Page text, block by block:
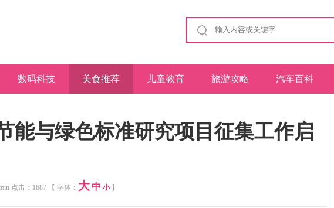
数码科技 美食推荐 儿童教育 旅游攻略 汽车百科
能与绿色标准研究项目征集工作启
点击：1687 【 字体： 大 中 小】